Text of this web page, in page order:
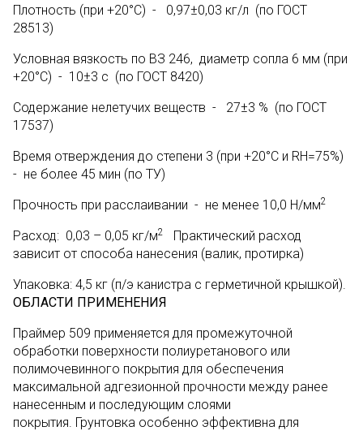
Плотность (при +20°С) - 0,97±0,03 кг/л (по ГОСТ
28513)
Условная вязкость по ВЗ 246, диаметр сопла 6 мм (при
+20°С) - 10±3 c (по ГОСТ 8420)
Содержание нелетучих веществ - 27±3 % (по ГОСТ
17537)
Время отверждения до степени 3 (при +20°С и RH=75%)
- не более 45 мин (по ТУ)
Прочность при расслаивании - не менее 10,0 Н/мм2
Расход: 0,03 – 0,05 кг/м2
Практический расход
зависит от способа нанесения (валик, протирка)
Упаковка: 4,5 кг (п/э канистра с герметичной крышкой).
ОБЛАСТИ ПРИМЕНЕНИЯ
Праймер 509 применяется для промежуточной
обработки поверхности полиуретанового или
полимочевинного покрытия для обеспечения
максимальной адгезионной прочности между ранее
нанесенным и последующим слоями
покрытия. Грунтовка особенно эффективна для